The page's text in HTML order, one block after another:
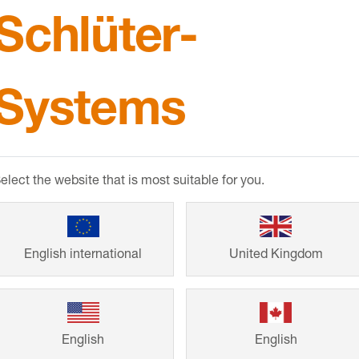
Referenzen
Vom
Lösungen von
für schöne
sich von
the website that is most suitable for you.
English international United Kingdom
English English